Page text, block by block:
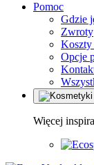
Pomoc
Gdzie
Zwroty
Koszty
Opcje
Więcej